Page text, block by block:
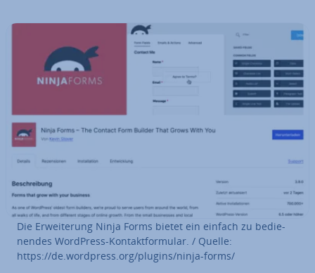
Die Er­wei­te­rung Ninja Forms bietet ein einfach zu be­die­
nen­des WordPress-Kon­takt­for­mu­lar. / Quelle:
https://de.wordpress.org/plugins/ninja-forms/